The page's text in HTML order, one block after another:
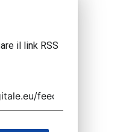
il link RSS